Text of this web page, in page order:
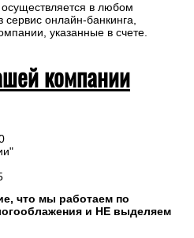
в любом
сервис онлайн-банкинга,
указанные в счете.
компании
что мы работаем по
и НЕ выделяем